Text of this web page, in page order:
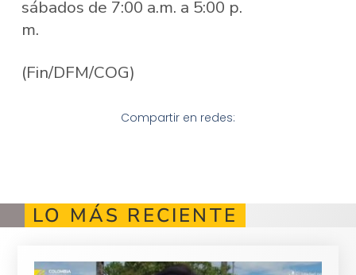
sábados de 7:00 a.m. a 5:00 p.
m.
(Fin/DFM/COG)
Compartir en redes:
LO MÁS RECIENTE